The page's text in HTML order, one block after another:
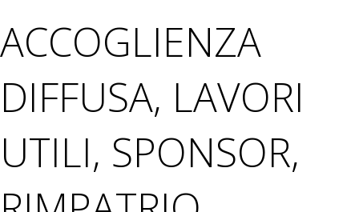
ACCOGLIENZA
DIFFUSA, LAVORI
UTILI, SPONSOR,